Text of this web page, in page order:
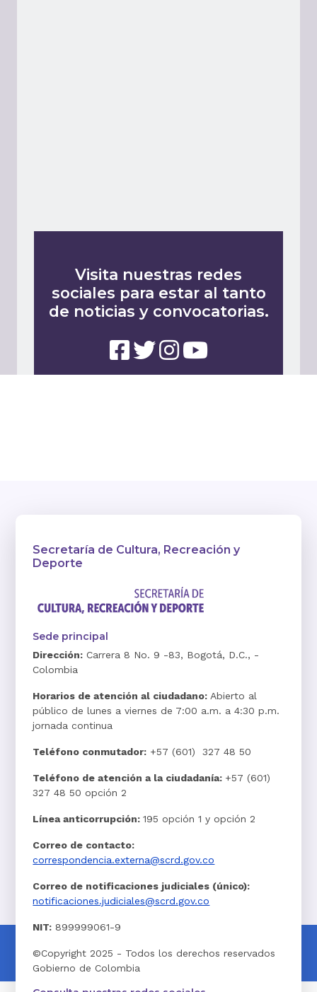
Visita nuestras redes
sociales para estar al tanto
de noticias y convocatorias.
Secretaría de Cultura, Recreación y
Deporte
Sede principal
Dirección: Carrera 8 No. 9 -83, Bogotá, D.C., -
Colombia
Horarios de atención al ciudadano:Abierto al
público de lunes a viernes de 7:00 a.m. a 4:30 p.m.
jornada continua
Teléfono conmutador: +57 (601) 327 48 50
Teléfono de atención a la ciudadanía: +57 (601)
327 48 50 opción 2
Línea anticorrupción:195 opción 1 y opción 2
Correo de contacto:
correspondencia.externa@scrd.gov.co
Correo de notificaciones judiciales (único):
notificaciones.judiciales@scrd.gov.co
NIT: 899999061-9
©Copyright 2025 - Todos los derechos reservados
Gobierno de Colombia